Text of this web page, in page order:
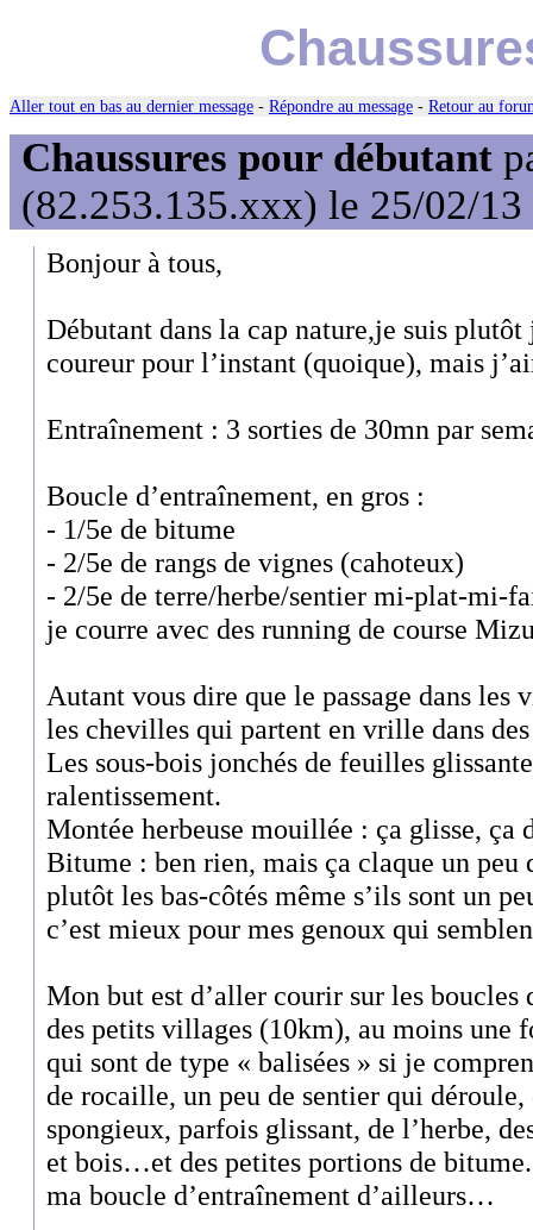
Aller tout en bas au dernier message - Répondre au message - Retour au
Chaussures pour débutant
(82.253.135.xxx) le 25/02/13
Bonjour à tous,
Débutant dans la cap nature,je suis
coureur pour l’instant (quoique), mais
Entraînement : 3 sorties de 30mn par
Boucle d’entraînement, en gros :
- 1/5e de bitume
- 2/5e de rangs de vignes (cahoteux)
- 2/5e de terre/herbe/sentier mi-plat-mi-
je courre avec des running de course
Autant vous dire que le passage dans les
les chevilles qui partent en vrille dans des
Les sous-bois jonchés de feuilles
ralentissement.
Montée herbeuse mouillée : ça glisse, ça
Bitume : ben rien, mais ça claque un peu
plutôt les bas-côtés même s’ils sont un
c’est mieux pour mes genoux qui
Mon but est d’aller courir sur les boucles
des petits villages (10km), au moins une
qui sont de type « balisées » si je
de rocaille, un peu de sentier qui déroule,
spongieux, parfois glissant, de l’herbe,
et bois…et des petites portions de
ma boucle d’entraînement d’ailleurs…